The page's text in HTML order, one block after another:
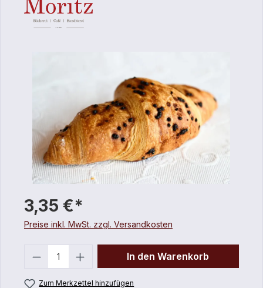
3,35 €*
Preise inkl. MwSt. zzgl. Versandkosten
In den Warenkorb
Zum Merkzettel hinzufügen